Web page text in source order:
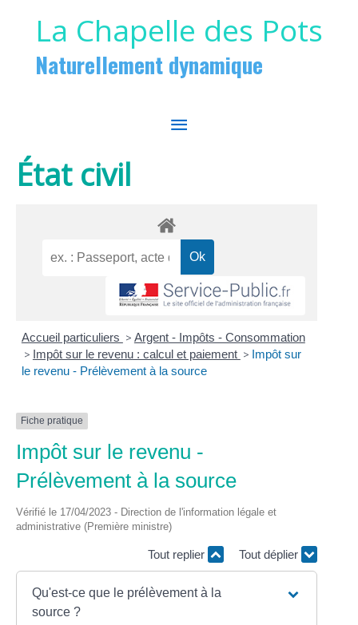
La Chapelle des Pots
Naturellement dynamique
MENU
État civil
Accueil particuliers > Argent - Impôts - Consommation
> Impôt sur le revenu : calcul et paiement > Impôt sur
le revenu - Prélèvement à la source
Fiche pratique
Impôt sur le revenu -
Prélèvement à la source
Vérifié le 17/04/2023 - Direction de l'information légale et
administrative (Première ministre)
Tout replier Tout déplier
Qu'est-ce que le prélèvement à la
source ?